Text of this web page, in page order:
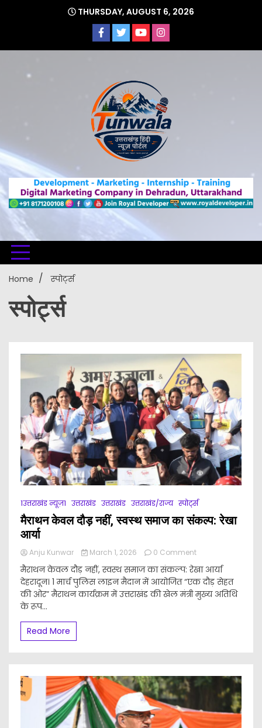
THURSDAY, AUGUST 6, 2026
Uttarakhand Hindi News Portal
Home स्पोर्ट्स
स्पोर्ट्स
1उत्तराखंड न्यूज़1 उत्तराखंड उत्तराखंड उत्तराखंड/राज्य स्पोर्ट्स
मैराथन केवल दौड़ नहीं, स्वस्थ समाज का संकल्प: रेखा
आर्या
Anju Kunwar March 1, 2026 0 Commenton
केवल
दौड़
नहीं,
मैराथन केवल दौड़ नहीं, स्वस्थ समाज का संकल्प: रेखा आर्या
देहरादून। 1 मार्च पुलिस लाइन मैदान में आयोजित “एक दौड़ सेहत
की ओर” मैराथन कार्यक्रम में उत्तराखंड की खेल मंत्री मुख्य अतिथि
के रूप...
Read More